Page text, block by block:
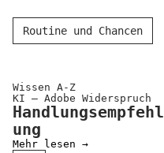
Routine und Chancen
Wissen A-Z
KI – Adobe Wider­spruch
Handlungsempfehl
ung
Mehr lesen →